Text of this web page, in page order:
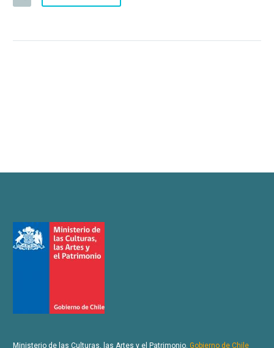
Ministerio de las Culturas, las Artes y el Patrimonio. Gobierno de Chile